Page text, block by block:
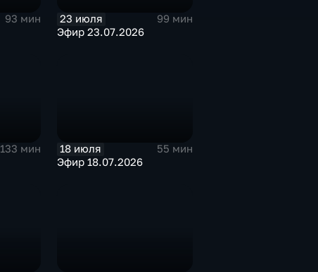
93 мин
23 июля
99 мин
Эфир 23.07.2026
133 мин
18 июля
55 мин
Эфир 18.07.2026